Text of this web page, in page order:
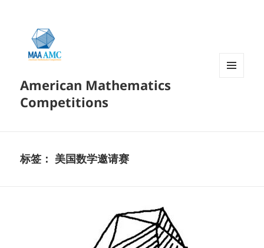
American Mathematics
Competitions
标签： 美国数学邀请赛